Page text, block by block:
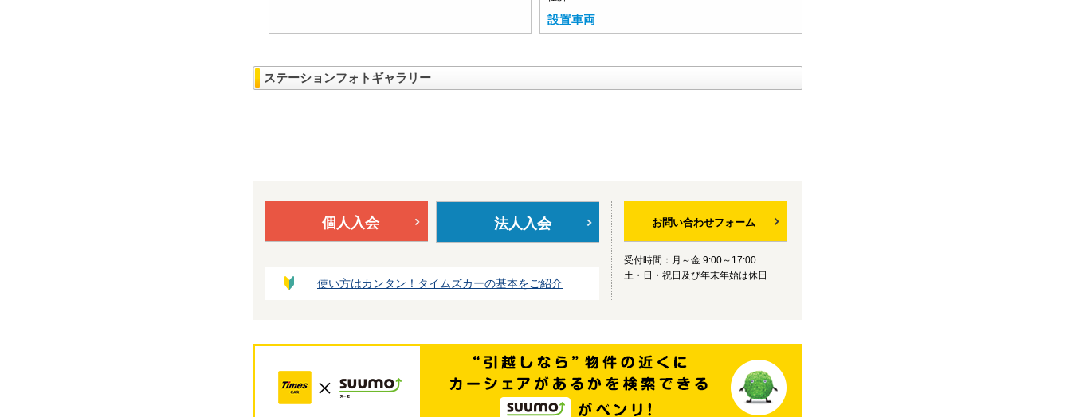
設置車両
ステーションフォトギャラリー
個人入会 法人入会
使い方はカンタン！タイムズカーの基本をご紹介
お問い合わせフォーム
受付時間：月～金 9:00～17:00
土・日・祝日及び年末年始は休日